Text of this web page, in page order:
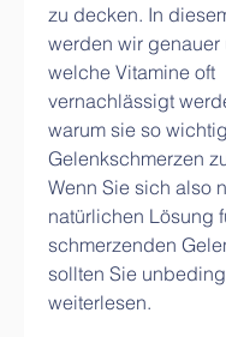
zu decken. In
werden wir genauer
welche Vitamine oft
vernachlässigt
warum sie so
Gelenkschmerzen
Wenn Sie sich also
natürlichen Lösung
schmerzenden
sollten Sie
weiterlesen.